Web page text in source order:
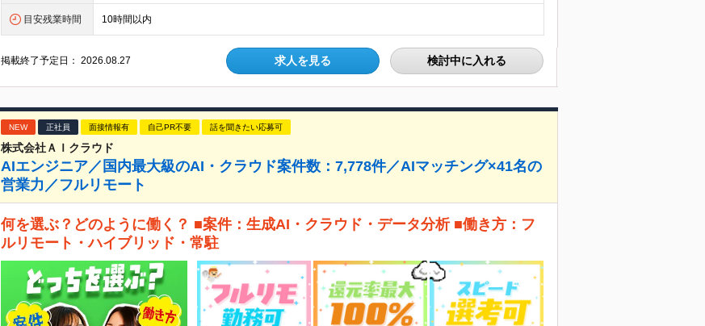
目安残業時間 10時間以内
掲載終了予定日：2026.08.27 求人を見る 検討中に入れる
NEW 正社員 面接情報有 自己PR不要 話を聞きたい応募可
株式会社ＡＩクラウド
AIエンジニア／国内最大級のAI・クラウド案件数：7,778件／AIマッチング×41名の
営業力／フルリモート
何を選ぶ？どのように働く？ ■案件：生成AI・クラウド・データ分析 ■働き方：フ
ルリモート・ハイブリッド・常駐